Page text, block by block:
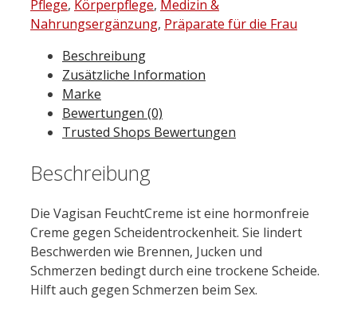
Menge
Pflege, Körperpflege, Medizin &
Nahrungsergänzung, Präparate für die Frau
Beschreibung
Zusätzliche Information
Marke
Bewertungen (0)
Trusted Shops Bewertungen
Beschreibung
Die Vagisan FeuchtCreme ist eine hormonfreie
Creme gegen Scheidentrockenheit. Sie lindert
Beschwerden wie Brennen, Jucken und
Schmerzen bedingt durch eine trockene Scheide.
Hilft auch gegen Schmerzen beim Sex.